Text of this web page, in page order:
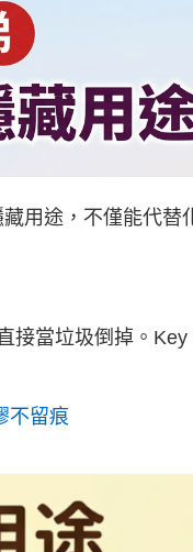
用途，不僅能代替
接當垃圾倒掉。Key
不留痕